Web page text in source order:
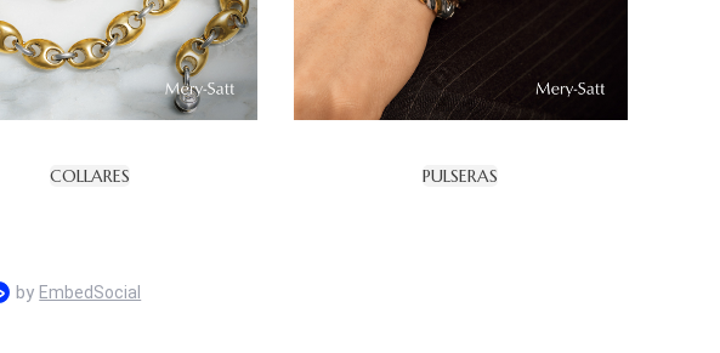
COLLARES PULSERAS